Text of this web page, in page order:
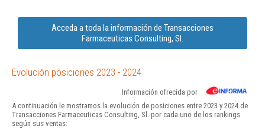
Acceda a toda la información de Transacciones
Farmaceuticas Consulting, Sl.
Evolución posiciones 2023 - 2024
Información ofrecida por
A continuación le mostramos la evolución de posiciones entre 2023 y 2024 de
Transacciones Farmaceuticas Consulting, Sl. por cada uno de los rankings
según sus ventas: